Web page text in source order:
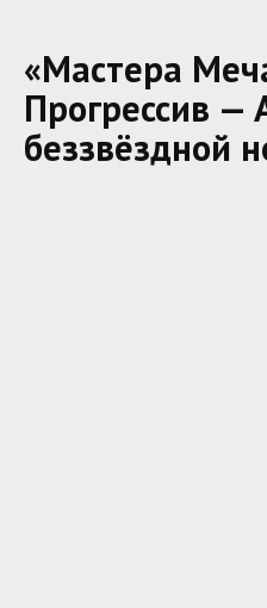
«Мастера
Прогрессив —
беззвёздной